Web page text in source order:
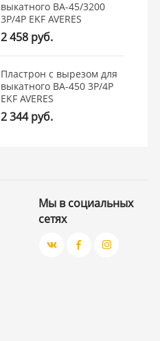
выкатного ВА-45/3200
3Р/4Р EKF AVERES
2 458 руб.
Пластрон с вырезом для
выкатного ВА-450 3Р/4Р
EKF AVERES
2 344 руб.
Мы в социальных
сетях